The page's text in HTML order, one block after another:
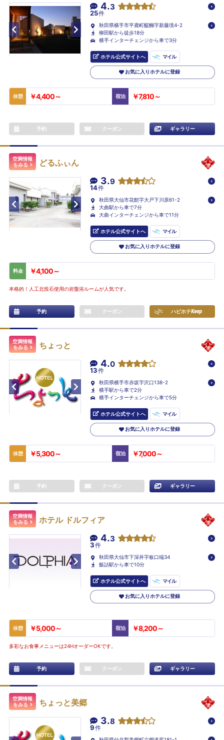
4.3
25件
秋田県横手市平鹿町醍醐字新藤境4-2
柳田駅から徒歩18分
横手インターチェンジから車で3分
ホテル公式サイトへ マイル
お気に入りホテルに登録
休憩 ￥4,400～ 宿泊 ￥7,810～
予約 クーポン ギャラリー
空満情報
をみる
どるふぃん
3.9
14件
秋田県大仙市花館字大戸下川原61-2
大曲駅から車で7分
大曲インターチェンジから車で11分
ホテル公式サイトへ マイル
お気に入りホテルに登録
料金 ￥4,100～
本格的！人工北投石使用の岩盤浴ルームが人気です。
予約 クーポン ハピホテKeep
空満情報
をみる
ちょっと
4.0
13件
秋田県横手市赤坂字沢口138-2
横手駅から車で2分
横手インターチェンジから車で5分
ホテル公式サイトへ マイル
お気に入りホテルに登録
休憩 ￥5,300～ 宿泊 ￥7,000～
予約 クーポン ギャラリー
空満情報
をみる
ホテル ドルフィア
4.3
3件
秋田県大仙市下深井字板口端34
飯詰駅から車で10分
ホテル公式サイトへ マイル
お気に入りホテルに登録
休憩 ￥5,000～ 宿泊 ￥8,200～
多彩なお食事メニューは24HオーダーOKです。
予約 クーポン ギャラリー
空満情報
をみる
ちょっと美郷
3.8
9件